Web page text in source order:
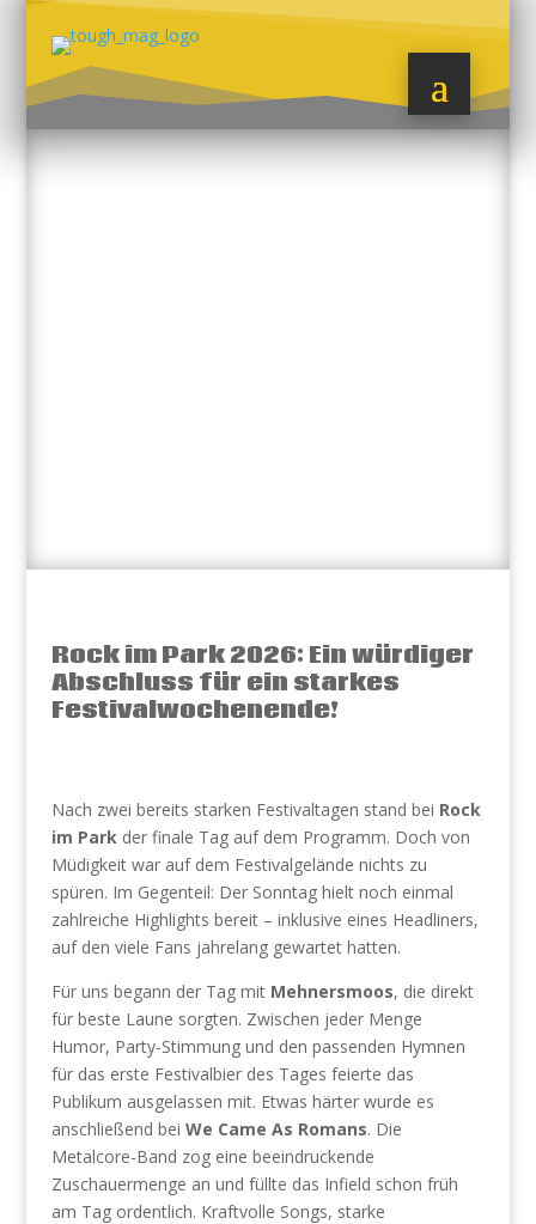
Rock im Park 2026: Ein würdiger
Abschluss für ein starkes
Festivalwochenende!
Nach zwei bereits starken Festivaltagen stand bei Rock
im Parkder finale Tag auf dem Programm. Doch von
Müdigkeit war auf dem Festivalgelände nichts zu
spüren. Im Gegenteil: Der Sonntag hielt noch einmal
zahlreiche Highlights bereit – inklusive eines Headliners,
auf den viele Fans jahrelang gewartet hatten.
Für uns begann der Tag mit Mehnersmoos, die direkt
für beste Laune sorgten. Zwischen jeder Menge
Humor, Party-Stimmung und den passenden Hymnen
für das erste Festivalbier des Tages feierte das
Publikum ausgelassen mit. Etwas härter wurde es
anschließend bei We Came As Romans. Die
Metalcore-Band zog eine beeindruckende
Zuschauermenge an und füllte das Infield schon früh
am Tag ordentlich. Kraftvolle Songs, starke